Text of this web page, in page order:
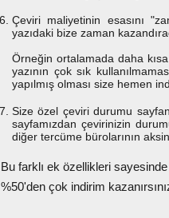
Çeviri maliyetinin esasını
yazıdaki bize zaman
Örneğin ortalamada daha
yazının çok sık
yapılmış olması size hemen
Size özel çeviri durumu
sayfamızdan çevirinizin
diğer tercüme bürolarının
Bu farklı ek özellikleri
%50'den çok indirim